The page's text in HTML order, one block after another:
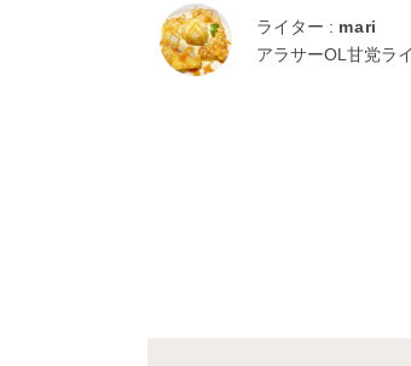
ライター : mari
アラサーOL甘党ラ